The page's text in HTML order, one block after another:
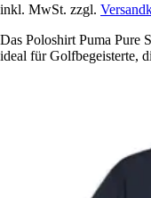
inkl. MwSt. zzgl.
Das Poloshirt Puma Pure
ideal für Golfbegeisterte,